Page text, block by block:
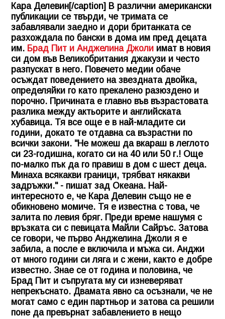
Кара Делевин[/caption] В различни американски
публикации се твърди, че тримата се
забавлявали заедно и дори британката се
разхождала по бански в дома им пред децата
им. Брад Пит и Анджелина Джоли имат в новия
си дом във Великобритания джакузи и често
разпускат в него. Повечето медии обаче
осъждат поведението на звездната двойка,
определяйки го като прекалено разюздено и
порочно. Причината е главно във възрастовата
разлика между актьорите и английската
хубавица. Тя все още е в най-младите си
години, докато те отдавна са възрастни по
всички закони. "Не можеш да вкараш в леглото
си 23-годишна, когато си на 40 или 50 г.! Още
по-малко пък да го правиш в дом с шест деца.
Минаха всякакви граници, трябват някакви
задръжки." - пишат зад Океана. Най-
интересното е, че Кара Делевин също не е
обикновено момиче. Тя е известна с това, че
залита по левия бряг. Преди време нашумя с
връзката си с певицата Майли Сайръс. Затова
се говори, че първо Анджелина Джоли я е
забила, а после е включила и мъжа си. Анджи
от много години си ляга и с жени, както е добре
известно. Знае се от година и половина, че
Брад Пит и съпругата му си изневеряват
непрекъснато. Двамата явно са осъзнали, че не
могат само с един партньор и затова са решили
поне да превърнат забавлението в нещо